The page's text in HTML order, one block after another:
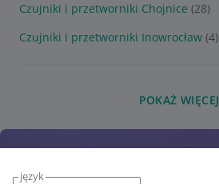
język
Czujniki i przetworniki Chojnice (28)
Czujniki i przetworniki Inowrocław (4)
POKAŻ WIĘCEJ